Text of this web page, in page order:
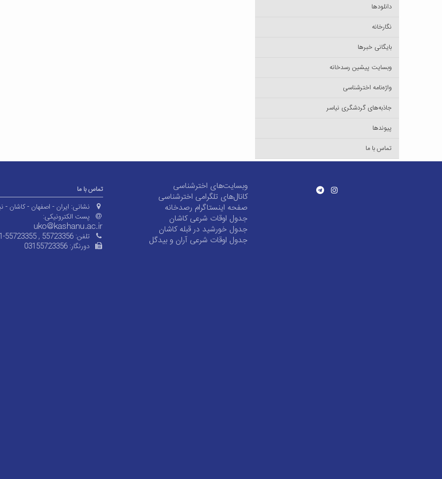
دانلودها
نگارخانه
بایگانی خبرها
وبسایت پیشین رسدخانه
واژه‌نامه اخترشناسی
جاذبه‌های گردشگری نیاسر
پیوندها
تماس با ما
وبسایت‌های اخترشناسی
کانال‌های تلگرامی اخترشناسی
صفحه اینستاگرام رصدخانه
جدول اوقات شرعی کاشان
جدول خورشید در قبله کاشان
جدول اوقات شرعی آران و بیدگل
تماس با ما
نشانی: ایران - اصفهان - کاشان -
پست الکترونیکی:
تلفن: 55723355 , 55723356
دورنگار: 03155723356